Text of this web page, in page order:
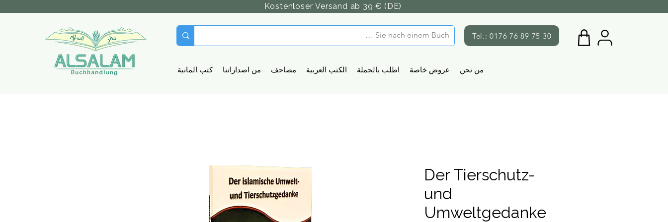
Kostenloser Versand ab 39 € (DE)
Tel.: 0176 76 89 75 30
كتب المانية من اصداراتنا مصاحف الكتب العربية اطلب بالجملة عروض خاصة من نحن
​Der Tierschutz-
und
Umweltgedanke